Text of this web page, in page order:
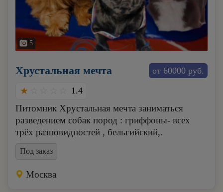
5
от 60000 руб.
Хрустальная мечта
1.4
Питомник Хрустальная мечта заниматься
разведением собак пород : гриффоны- всех
трёх разновидностей , бельгийский,.
Под заказ
Москва